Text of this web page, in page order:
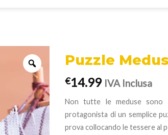
Puzzle
€14.99 IVA Inclusa
Non tutte le meduse sono
protagonista di un semplice
prova collocando le tessere al